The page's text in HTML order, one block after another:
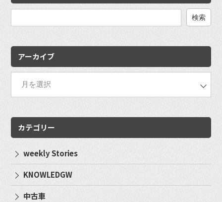
アーカイブ
カテゴリー
weekly Stories
KNOWLEDGW
中古車